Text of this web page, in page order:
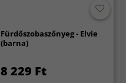
Fürdőszobaszőnyeg - Elvie
(barna)
8 229 Ft